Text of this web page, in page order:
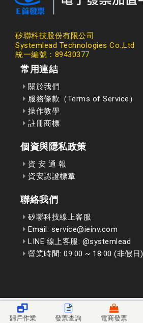
歸戶作業 發票查詢 電商發票
矽聯科技股份有限公司
Systemlead Technologies Co.,Ltd
統一編號：89430377
常用連結
關於我們
服務條款（Terms of Service）
操作教學
註冊商標
個資與隱私政策
資 安 通 報
資安認證標章
聯絡我們
矽聯科技線上客服
Email: service@ieinv.com
LINE 線上客服: @systemlead
營業時間: 09:00 ~ 18:00 (非假日)